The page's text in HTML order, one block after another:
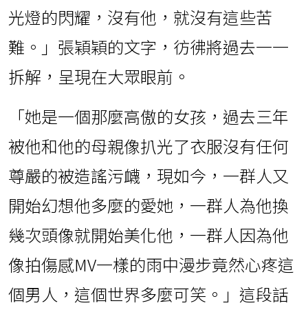
光燈的閃耀，沒有他，就沒有這些苦
難。」張穎穎的文字，彷彿將過去一一
拆解，呈現在大眾眼前。
「她是一個那麼高傲的女孩，過去三年
被他和他的母親像扒光了衣服沒有任何
尊嚴的被造謠污衊，現如今，一群人又
開始幻想他多麼的愛她，一群人為他換
幾次頭像就開始美化他，一群人因為他
像拍傷感MV一樣的雨中漫步竟然心疼這
個男人，這個世界多麼可笑。」這段話